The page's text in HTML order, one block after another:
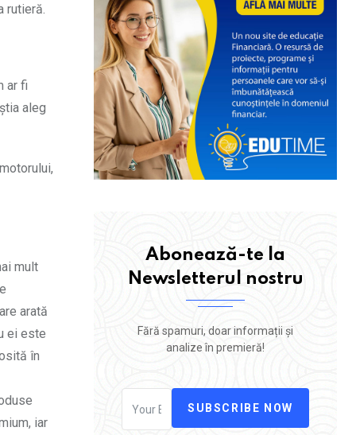
rutieră.
ar fi
aleg
mult
arată
ei este
în
iar
Abonează-te la
Newsletterul nostru
Fără spamuri, doar informații și
analize în premieră!
SUBSCRIBE NOW